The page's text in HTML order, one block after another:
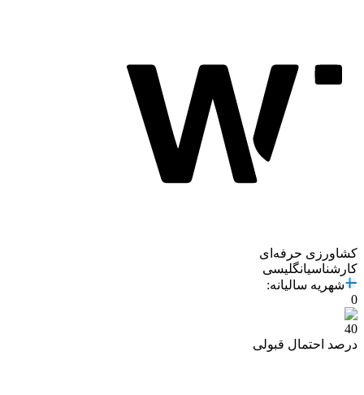
کشاورزی حرفه‌ای
کارشناسیانگلیسی
شهریه سالیانه:
0
40
درصد احتمال قبولی